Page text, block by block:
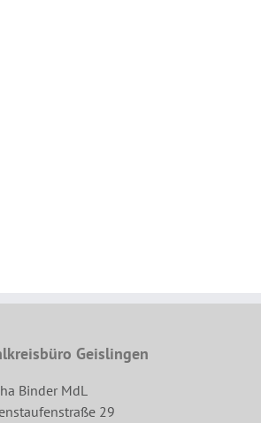
Geislingen
Binder MdL
29